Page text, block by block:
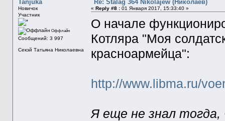
Tanjuka
Новичок
Участник
Оффлайн
Сообщений: 3 997
Секэй Татьяна Николаевна
Re: Stalag 364 Nikolajew (Николаев)
« Reply #8 :01 Января 2017, 15:33:40 »
О начале
Котляра "Моя
красноармейца":
http://www.libma.ru/
Я еще не знал